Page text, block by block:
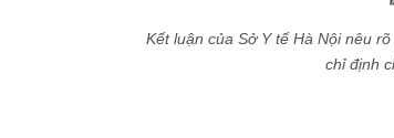
Kết luận của Sở Y tế Hà Nội nêu
chỉ định